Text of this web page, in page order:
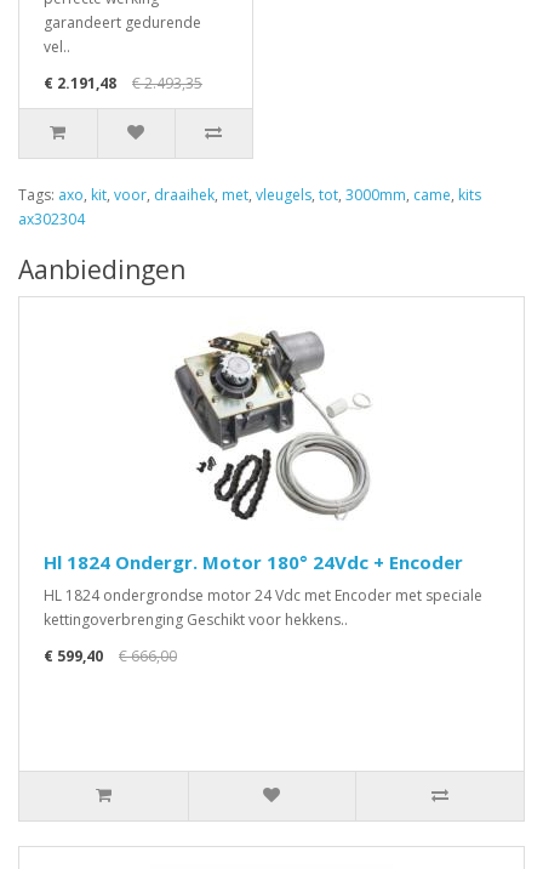
garandeert gedurende
vel..
€ 2.191,48
€ 2.493,35
Tags: axo, kit, voor, draaihek, met, vleugels, tot, 3000mm, came, kits
ax302304
Aanbiedingen
Hl 1824 Ondergr. Motor 180° 24Vdc + Encoder
HL 1824 ondergrondse motor 24 Vdc met Encoder met speciale
kettingoverbrenging Geschikt voor hekkens..
€ 599,40
€ 666,00